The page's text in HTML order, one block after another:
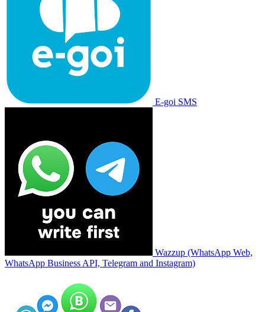
E-goi SMS
Wazzup (WhatsApp Web,
WhatsApp Business API, Telegram and Instagram)